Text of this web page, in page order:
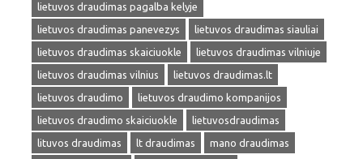
lietuvos draudimas pagalba kelyje
lietuvos draudimas panevezys
lietuvos draudimas siauliai
lietuvos draudimas skaiciuokle
lietuvos draudimas vilniuje
lietuvos draudimas vilnius
lietuvos draudimas.lt
lietuvos draudimo
lietuvos draudimo kompanijos
lietuvos draudimo skaiciuokle
lietuvosdraudimas
lituvos draudimas
lt draudimas
mano draudimas